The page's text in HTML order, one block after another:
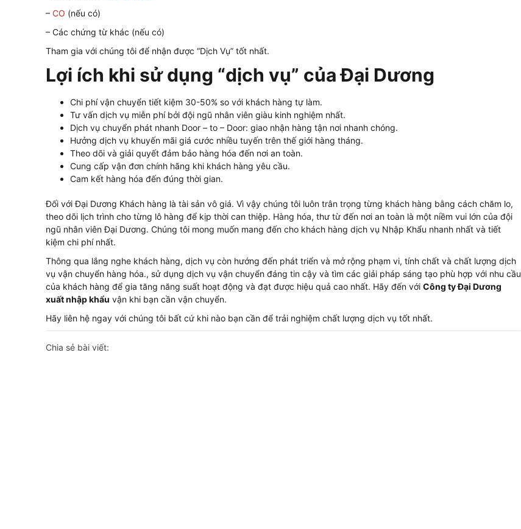
– CO (nếu có)
– Các chứng từ khác (nếu có)
Tham gia với chúng tôi để nhận được “Dịch Vụ” tốt nhất.
Lợi ích khi sử dụng “dịch vụ” của Đại Dương
Chi phí vận chuyển tiết kiệm 30-50% so với khách hàng tự làm.
Tư vấn dịch vụ miễn phí bởi đội ngũ nhân viên giàu kinh nghiệm nhất.
Dịch vụ chuyển phát nhanh Door – to – Door: giao nhận hàng tận nơi nhanh chóng.
Hưởng dịch vụ khuyến mãi giá cước nhiều tuyến trên thế giới hàng tháng.
Theo dõi và giải quyết đảm bảo hàng hóa đến nơi an toàn.
Cung cấp vận đơn chính hãng khi khách hàng yêu cầu.
Cam kết hàng hóa đến đúng thời gian.
Đối với Đại Dương Khách hàng là tài sản vô giá. Vì vậy chúng tôi luôn trân trọng từng khách hàng bằng cách chăm lo,
theo dõi lịch trình cho từng lô hàng để kịp thời can thiệp. Hàng hóa, thư từ đến nơi an toàn là một niềm vui lớn của đội
ngũ nhân viên Đại Dương. Chúng tôi mong muốn mang đến cho khách hàng dịch vụ Nhập Khẩu nhanh nhất và tiết
kiệm chi phí nhất.
Thông qua lắng nghe khách hàng, dịch vụ còn hướng đến phát triển và mở rộng phạm vi, tính chất và chất lượng dịch
vụ vận chuyển hàng hóa., sử dụng dịch vụ vận chuyển đáng tin cậy và tìm các giải pháp sáng tạo phù hợp với nhu cầu
của khách hàng để gia tăng năng suất hoạt động và đạt được hiệu quả cao nhất. Hãy đến với Công ty Đại Dương
xuất nhập khẩu vận khi bạn cần vận chuyển.
Hãy liên hệ ngay với chúng tôi bất cứ khi nào bạn cần để trải nghiệm chất lượng dịch vụ tốt nhất.
Chia sẻ bài viết: